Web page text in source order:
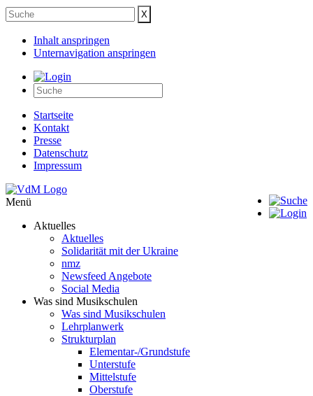
Inhalt anspringen
Unternavigation anspringen
Startseite
Kontakt
Presse
Datenschutz
Impressum
Menü
Aktuelles
Aktuelles
Solidarität mit der Ukraine
nmz
Newsfeed Angebote
Social Media
Was sind Musikschulen
Was sind Musikschulen
Lehrplanwerk
Strukturplan
Elementar-/Grundstufe
Unterstufe
Mittelstufe
Oberstufe